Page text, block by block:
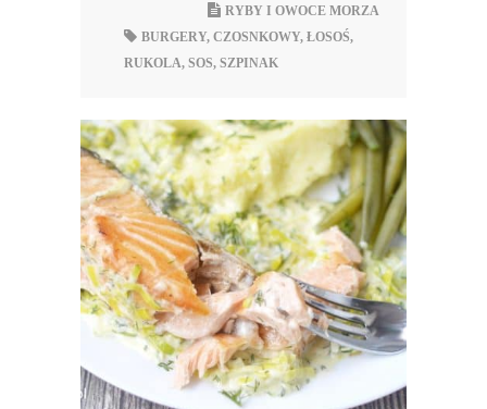
RYBY I OWOCE MORZA
BURGERY, CZOSNKOWY, ŁOSOŚ,
RUKOLA, SOS, SZPINAK